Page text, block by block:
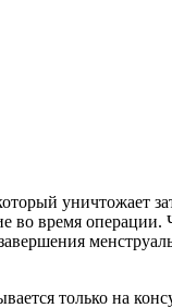
уничтожает
во время операции.
только на